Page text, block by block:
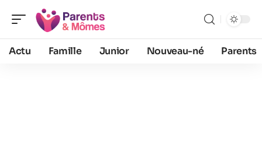
Actu Famille Junior Nouveau-né Parents